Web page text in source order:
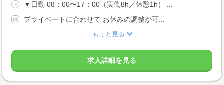
▼日勤 08：00〜17：00（実働8h／休憩1h） ...
プライベートに合わせて お休みの調整が可...
もっと見る
求人詳細を見る